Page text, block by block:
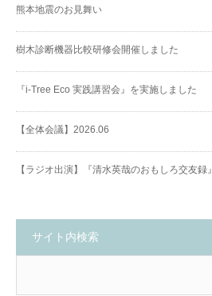
熊本地震のお見舞い
樹木診断機器比較研修会開催しました
『i-Tree Eco 実践講習会』を実施しました
【全体会議】2026.06
【ラジオ出演】『清水英哉のおもしろ交友録』
サイト内検索